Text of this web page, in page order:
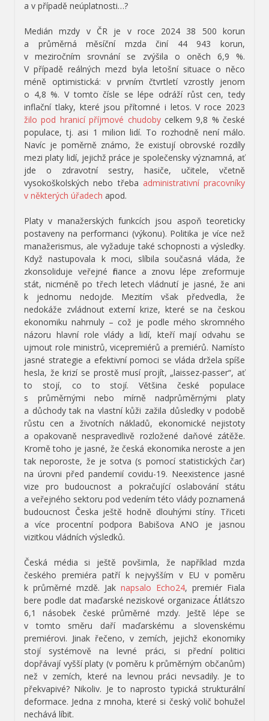
a v případě neúplatnosti…?
Medián mzdy v ČR je v roce 2024 38 500 korun
a průměrná měsíční mzda činí 44 943 korun,
v meziročním srovnání se zvýšila o oněch 6,9 %.
V případě reálných mezd byla letošní situace o něco
méně optimistická: v prvním čtvrtletí vzrostly jenom
o 4,8 %. V tomto čísle se lépe odráží růst cen, tedy
inflační tlaky, které jsou přítomné i letos. V roce 2023
žilo pod hranicí příjmové chudobycelkem 9,8 % české
populace, tj. asi 1 milion lidí. To rozhodně není málo.
Navíc je poměrně známo, že existují obrovské rozdíly
mezi platy lidí, jejichž práce je společensky významná, ať
jde o zdravotní sestry, hasiče, učitele, včetně
vysokoškolských nebo třeba administrativní pracovníky
v některých úřadech apod.
Platy v manažerských funkcích jsou aspoň teoreticky
postaveny na performanci (výkonu). Politika je více než
manažerismus, ale vyžaduje také schopnosti a výsledky.
Když nastupovala k moci, slíbila současná vláda, že
zkonsoliduje veřejné finance a znovu lépe zreformuje
stát, nicméně po třech letech vládnutí je jasné, že ani
k jednomu nedojde. Mezitím však předvedla, že
nedokáže zvládnout externí krize, které se na českou
ekonomiku nahrnuly – což je podle mého skromného
názoru hlavní role vlády a lidí, kteří mají odvahu se
ujmout role ministrů, vicepremiérů a premiérů. Namísto
jasné strategie a efektivní pomoci se vláda držela spíše
hesla, že krizí se prostě musí projít, „laissez-passer“, ať
to stojí, co to stojí. Většina české populace
s průměrnými nebo mírně nadprůměrnými platy
a důchody tak na vlastní kůži zažila důsledky v podobě
růstu cen a životních nákladů, ekonomické nejistoty
a opakovaně nespravedlivě rozložené daňové zátěže.
Kromě toho je jasné, že česká ekonomika neroste a jen
tak neporoste, že je sotva (s pomocí statistických čar)
na úrovni před pandemií covidu-19. Neexistence jasné
vize pro budoucnost a pokračující oslabování státu
a veřejného sektoru pod vedením této vlády poznamená
budoucnost Česka ještě hodně dlouhými stíny. Třiceti
a více procentní podpora Babišova ANO je jasnou
vizitkou vládních výsledků.
Česká média si ještě povšimla, že například mzda
českého premiéra patří k nejvyšším v EU v poměru
k průměrné mzdě. Jak napsalo Echo24, premiér Fiala
bere podle dat maďarské neziskové organizace Átlátszo
6,1 násobek české průměrné mzdy. Ještě lépe se
v tomto směru daří maďarskému a slovenskému
premiérovi. Jinak řečeno, v zemích, jejichž ekonomiky
stojí systémově na levné práci, si přední politici
dopřávají vyšší platy (v poměru k průměrným občanům)
než v zemích, které na levnou práci nevsadily. Je to
překvapivé? Nikoliv. Je to naprosto typická strukturální
deformace. Jedna z mnoha, které si český volič bohužel
nechává líbit.